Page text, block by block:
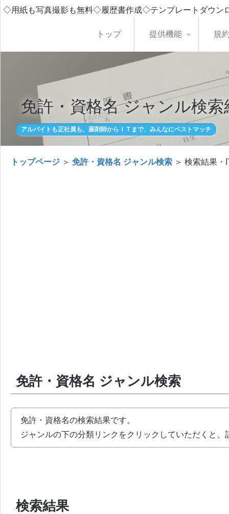
◇用紙も写真撮影も無料◇履歴書作成◇テンプレートダウ
トップ 提供機能 規
免許・資格名 ジャンル検索
アルバイトも正社員も、薬剤師からＩＴまで、みんなにベストマッチ
トップページ ＞ 免許・資格名 ジャンル検索 ＞ 検索結果・
免許・資格名 ジャンル検索
免許・資格名の検索結果です。
ジャンルの下の分類リンクをクリックしていただくと
検索結果